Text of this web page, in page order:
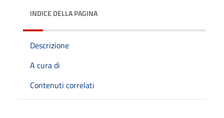
INDICE DELLA PAGINA
Descrizione
A cura di
Contenuti correlati